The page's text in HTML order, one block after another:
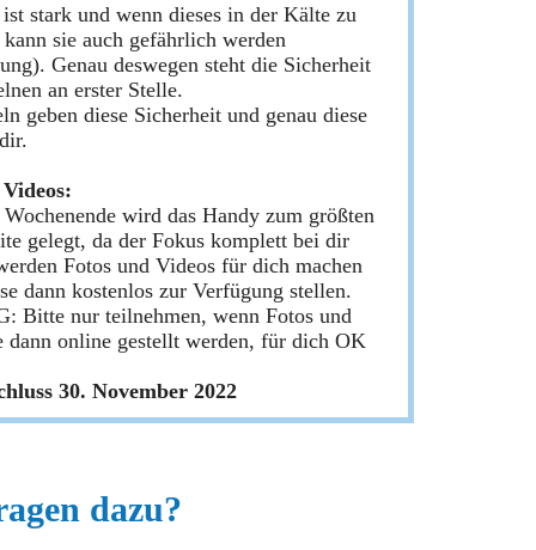
stark und wenn dieses in der Kälte zu
sie auch gefährlich werden
Genau deswegen steht die Sicherheit
an erster Stelle.
geben diese Sicherheit und genau diese
wird das Handy zum größten
gelegt, da der Fokus komplett bei dir
Fotos und Videos für dich machen
dann kostenlos zur Verfügung stellen.
Bitte nur teilnehmen, wenn Fotos und
dann online gestellt werden, für dich OK
30. November 2022
dazu?